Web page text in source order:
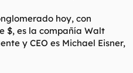
hoy, con
$, es la compañía Walt
y CEO es Michael Eisner,